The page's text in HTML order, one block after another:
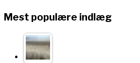
Mest populære indlæg